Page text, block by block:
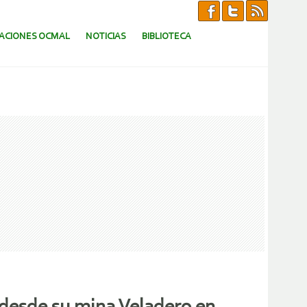
OCMAL NOTICIAS BIBLIOTECA